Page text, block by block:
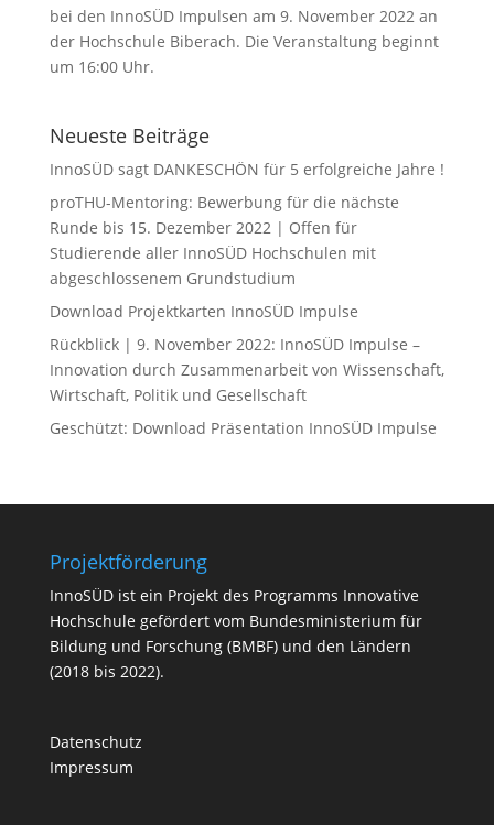
bei den InnoSÜD Impulsen am 9. November 2022 an
der Hochschule Biberach. Die Veranstaltung beginnt
um 16:00 Uhr.
Neueste Beiträge
InnoSÜD sagt DANKESCHÖN für 5 erfolgreiche Jahre !
proTHU-Mentoring: Bewerbung für die nächste
Runde bis 15. Dezember 2022 | Offen für
Studierende aller InnoSÜD Hochschulen mit
abgeschlossenem Grundstudium
Download Projektkarten InnoSÜD Impulse
Rückblick | 9. November 2022: InnoSÜD Impulse –
Innovation durch Zusammenarbeit von Wissenschaft,
Wirtschaft, Politik und Gesellschaft
Geschützt: Download Präsentation InnoSÜD Impulse
Projektförderung
InnoSÜD ist ein Projekt des Programms Innovative
Hochschule gefördert vom Bundesministerium für
Bildung und Forschung (BMBF) und den Ländern
(2018 bis 2022).
Datenschutz
Impressum